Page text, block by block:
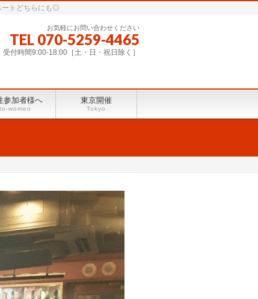
ートどちらにも◎
お気軽にお問い合わせください
TEL 070-5259-4465
受付時間9:00-18:00［土・日・祝日除く］
参加者様へ
to-women
東京開催
Tokyo